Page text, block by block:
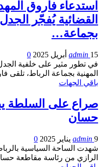
استدعاء فاروق
القضائية يُفجّر
بجماعة…
admin 15 أبريل 2025
0
في تطور مثير على خلفية الجدل
المهنية بجماعة الرباط،
باقي الجهات
صراع على السلطة
حسان
admin 9 يناير 2025
0
شهدت الساحة السياسية
الرازي من رئاسة مقاطعة